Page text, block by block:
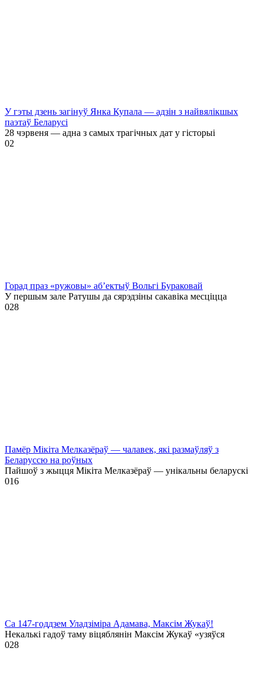
У гэты дзень загінуў Янка Купала — адзін з найвялікшых
паэтаў Беларусі
28 чэрвеня — адна з самых трагічных дат у гісторыі
02
Горад праз «ружовы» аб’ектыў Вольгі Бураковай
У першым зале Ратушы да сярэдзіны сакавіка месціцца
028
Памёр Мікіта Мелказёраў — чалавек, які размаўляў з
Беларуссю на роўных
Пайшоў з жыцця Мікіта Мелказёраў — унікальны беларускі
016
Са 147-годдзем Уладзіміра Адамава, Максім Жукаў!
Некалькі гадоў таму віцяблянін Максім Жукаў «узяўся
028